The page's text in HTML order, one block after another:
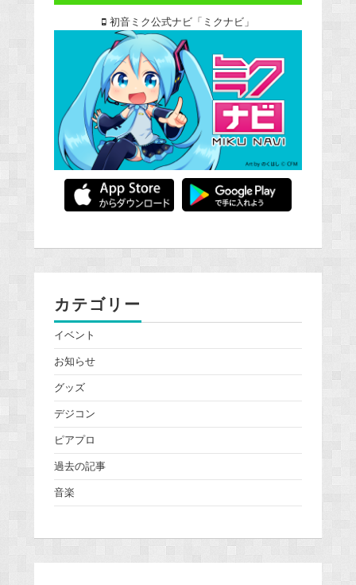
初音ミク公式ナビ「ミクナビ」
カテゴリー
イベント
お知らせ
グッズ
デジコン
ピアプロ
過去の記事
音楽